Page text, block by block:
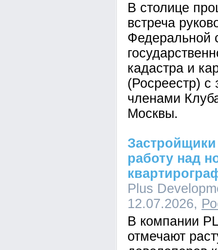
В столице
встреча
Федеральной
кадастра и
(Росреестр) с
членами
Москвы.
работу над
Plus
12.07.2026,
В компании
отмечают